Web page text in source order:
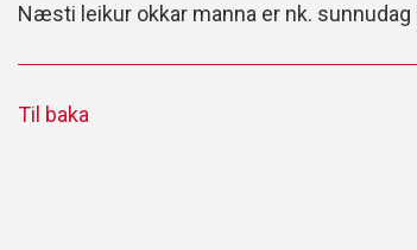
Næsti leikur okkar manna er nk.
Til baka